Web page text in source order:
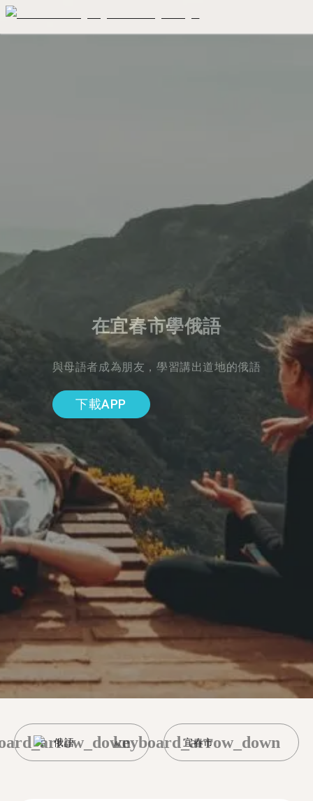
在宜春市學俄語
與母語者成為朋友，學習講出道地的俄語
下載APP
俄語 宜春市
keyboard_arrow_down